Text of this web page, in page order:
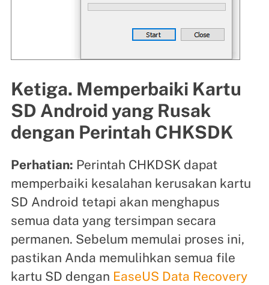
Ketiga. Memperbaiki Kartu
SD Android yang Rusak
dengan Perintah CHKSDK
Perhatian: Perintah CHKDSK dapat
memperbaiki kesalahan kerusakan kartu
SD Android tetapi akan menghapus
semua data yang tersimpan secara
permanen. Sebelum memulai proses ini,
pastikan Anda memulihkan semua file
kartu SD dengan EaseUS Data Recovery